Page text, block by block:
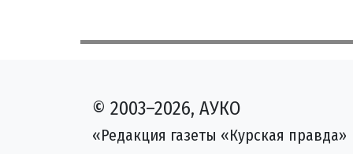
© 2003–2026, АУКО
«Редакция газеты «Курская правда»